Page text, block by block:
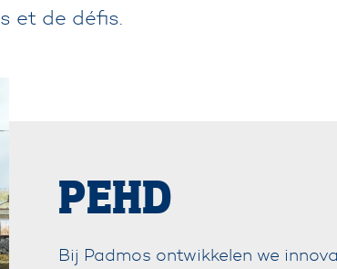
et de défis.
PEHD
Bij Padmos ontwikkelen we